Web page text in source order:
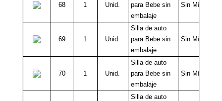
68 1 Unid.
para Bebe sin
embalaje
Sin Mínimo
69 1 Unid.
Silla de auto
para Bebe sin
embalaje
Sin Mínimo
70 1 Unid.
Silla de auto
para Bebe sin
embalaje
Sin Mínimo
Silla de auto